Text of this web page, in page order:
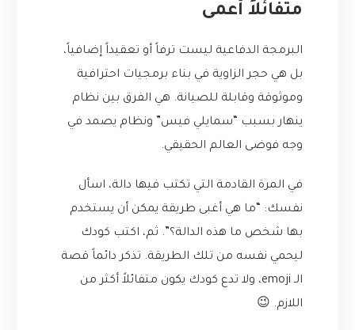
متفائلاً أعمى
البرمجة الدفاعية ليست ترفاً أو تعقيداً إضافياً،
بل هي حجر الزاوية في بناء برمجيات احترافية
وموثوقة وقابلة للصيانة. هي الفرق بين نظام
ينهار بسبب “سمايلي فيس” ونظام يصمد في
وجه فوضى العالم الحقيقي.
في المرة القادمة التي تكتب فيها دالة، اسأل
نفسك: “ما هي أغبى طريقة يمكن أن يستخدم
بها شخص ما هذه الدالة؟”. ثم، اكتب كودك
ليحمي نفسه من تلك الطريقة. تذكر دائماً قصة
الـ emoji، ولا تدع كودك يكون متفائلاً أكثر من
اللازم. 😉